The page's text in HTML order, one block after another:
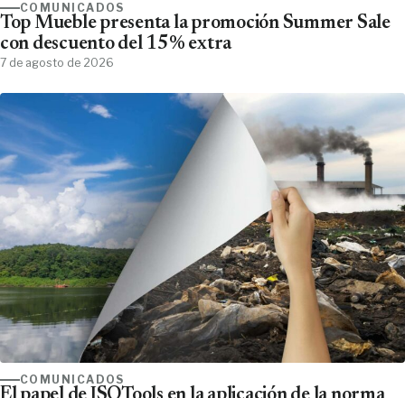
COMUNICADOS
Top Mueble presenta la promoción Summer Sale
con descuento del 15% extra
7 de agosto de 2026
COMUNICADOS